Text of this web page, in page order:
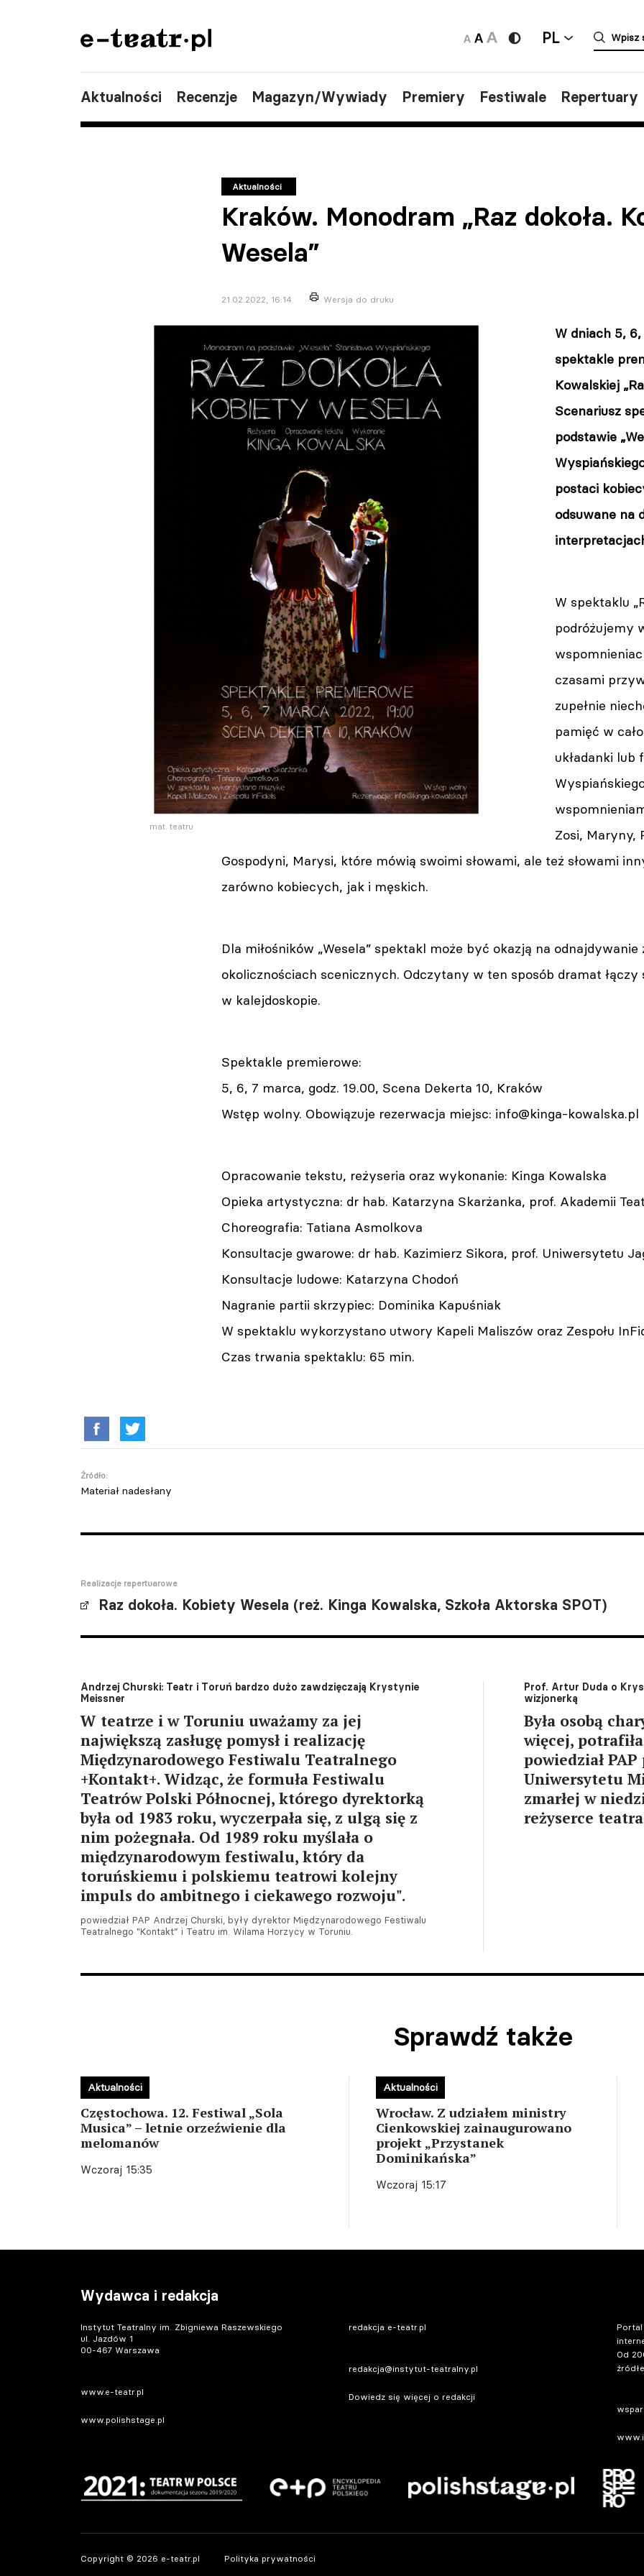
PL
Aktualności Recenzje Magazyn/Wywiady Premiery Festiwale Repertuary
Aktualności
Kraków. Monodram „Raz dokoła.
Wesela”
21.02.2022, 16:14 Wersja do druku
mat. teatru
W dniach 5,
spektakle
Kowalskiej
Scenariusz
podstawie
postaci
odsuwane na
W spektaklu
podróżujemy
czasami
zupełnie
pamięć w
układanki
Zosi, Maryny,
Gospodyni, Marysi, które mówią swoimi słowami, ale też słowami
zarówno kobiecych, jak i męskich.
Dla miłośników „Wesela” spektakl może być okazją na
okolicznościach scenicznych. Odczytany w ten sposób dramat
w kalejdoskopie.
Spektakle premierowe:
5, 6, 7 marca, godz. 19.00, Scena Dekerta 10, Kraków
Wstęp wolny. Obowiązuje rezerwacja miejsc: info@kinga-kowalska.pl
Opracowanie tekstu, reżyseria oraz wykonanie: Kinga Kowalska
Opieka artystyczna: dr hab. Katarzyna Skarżanka, prof. Akademii
Choreografia: Tatiana Asmolkova
Konsultacje gwarowe: dr hab. Kazimierz Sikora, prof. Uniwersytetu
Konsultacje ludowe: Katarzyna Chodoń
Nagranie partii skrzypiec: Dominika Kapuśniak
W spektaklu wykorzystano utwory Kapeli Maliszów oraz Zespołu
Czas trwania spektaklu: 65 min.
Źródło:
Materiał nadesłany
Realizacje repertuarowe
Raz dokoła. Kobiety Wesela (reż. Kinga Kowalska, Szkoła Aktorska SPOT)
Andrzej Churski: Teatr i Toruń bardzo dużo zawdzięczają Krystynie
Meissner
W teatrze i w Toruniu uważamy za jej
największą zasługę pomysł i realizację
Międzynarodowego Festiwalu Teatralnego
+Kontakt+. Widząc, że formuła Festiwalu
Teatrów Polski Północnej, którego dyrektorką
była od 1983 roku, wyczerpała się, z ulgą się z
nim pożegnała. Od 1989 roku myślała o
międzynarodowym festiwalu, który da
toruńskiemu i polskiemu teatrowi kolejny
impuls do ambitnego i ciekawego rozwoju".
powiedział PAP Andrzej Churski, były dyrektor Międzynarodowego Festiwalu
Teatralnego "Kontakt” i Teatru im. Wilama Horzycy w Toruniu.
Prof. Artur Duda o
wizjonerką
Była osobą
więcej,
powiedział
Uniwersytetu
zmarłej w
reżyserce
Sprawdź także
Częstochowa. 12. Festiwal „Sola
Musica” – letnie orzeźwienie dla
melomanów
Wczoraj 15:35
Aktualności
Wrocław. Z udziałem ministry
Cienkowskiej zainaugurowano
projekt „Przystanek
Dominikańska”
Wczoraj 15:17
Aktualności
Wydawca i redakcja
Instytut Teatralny im. Zbigniewa Raszewskiego
ul. Jazdów 1
00-467 Warszawa
www.e-teatr.pl
www.polishstage.pl
redakcja e-teatr.pl
redakcja@instytut-teatralny.pl
Dowiedz się więcej o redakcji
Od
Copyright © 2026 e-teatr.pl Polityka prywatności